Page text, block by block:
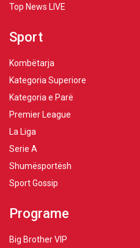
Top News LIVE
Sport
Kombëtarja
Kategoria Superiore
Kategoria e Parë
Premier League
La Liga
Serie A
Shumësportësh
Sport Gossip
Programe
Big Brother VIP